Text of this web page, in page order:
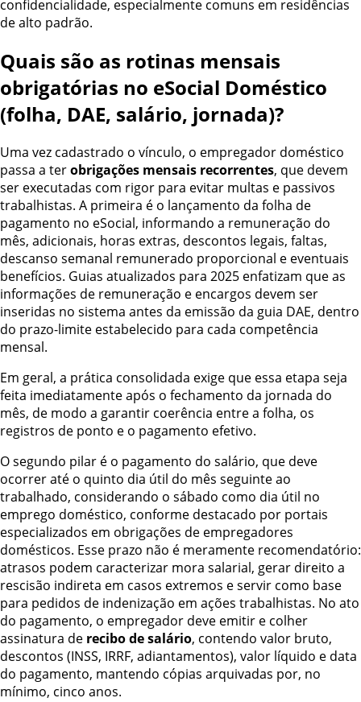
confidencialidade, especialmente comuns em residências
de alto padrão.
Quais são as rotinas mensais
obrigatórias no eSocial Doméstico
(folha, DAE, salário, jornada)?
Uma vez cadastrado o vínculo, o empregador doméstico
passa a terobrigações mensais recorrentes, que devem
ser executadas com rigor para evitar multas e passivos
trabalhistas. A primeira é o lançamento da folha de
pagamento no eSocial, informando a remuneração do
mês, adicionais, horas extras, descontos legais, faltas,
descanso semanal remunerado proporcional e eventuais
benefícios. Guias atualizados para 2025 enfatizam que as
informações de remuneração e encargos devem ser
inseridas no sistema antes da emissão da guia DAE, dentro
do prazo-limite estabelecido para cada competência
mensal.
Em geral, a prática consolidada exige que essa etapa seja
feita imediatamente após o fechamento da jornada do
mês, de modo a garantir coerência entre a folha, os
registros de ponto e o pagamento efetivo.
O segundo pilar é o pagamento do salário, que deve
ocorrer até o quinto dia útil do mês seguinte ao
trabalhado, considerando o sábado como dia útil no
emprego doméstico, conforme destacado por portais
especializados em obrigações de empregadores
domésticos. Esse prazo não é meramente recomendatório:
atrasos podem caracterizar mora salarial, gerar direito a
rescisão indireta em casos extremos e servir como base
para pedidos de indenização em ações trabalhistas. No ato
do pagamento, o empregador deve emitir e colher
assinatura de recibo de salário, contendo valor bruto,
descontos (INSS, IRRF, adiantamentos), valor líquido e data
do pagamento, mantendo cópias arquivadas por, no
mínimo, cinco anos.